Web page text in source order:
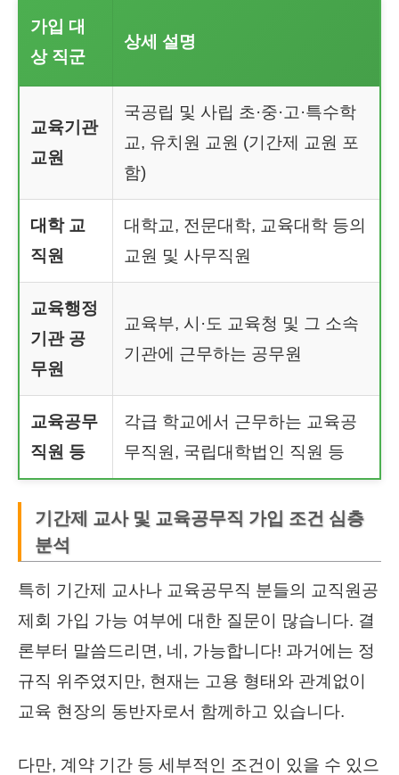
가입 대
상 직군
상세 설명
교육기관
교원
국공립 및 사립 초·중·고·특수학
교, 유치원 교원 (기간제 교원 포
함)
대학 교
직원
대학교, 전문대학, 교육대학 등의
교원 및 사무직원
교육행정
기관 공
무원
교육부, 시·도 교육청 및 그 소속
기관에 근무하는 공무원
교육공무
직원 등
각급 학교에서 근무하는 교육공
무직원, 국립대학법인 직원 등
기간제 교사 및 교육공무직 가입 조건 심층
분석
특히 기간제 교사나 교육공무직 분들의 교직원공
제회 가입 가능 여부에 대한 질문이 많습니다. 결
론부터 말씀드리면, 네, 가능합니다! 과거에는 정
규직 위주였지만, 현재는 고용 형태와 관계없이
교육 현장의 동반자로서 함께하고 있습니다.
다만, 계약 기간 등 세부적인 조건이 있을 수 있으